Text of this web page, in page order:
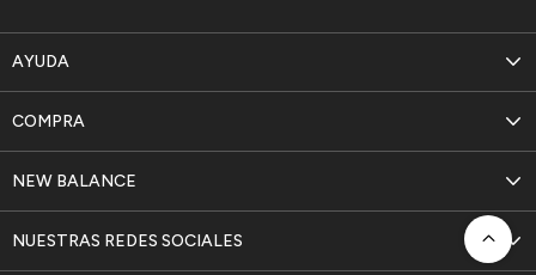
AYUDA
NEW BALANCE
COMPRA
NUESTRAS REDES SOCIALES